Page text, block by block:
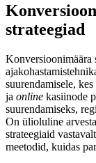
strateegiad
Konversioonimäära
suurendamisele,
ja online kasiinode
suurendamiseks,
On ülioluline
strateegiaid
meetodid, kuidas